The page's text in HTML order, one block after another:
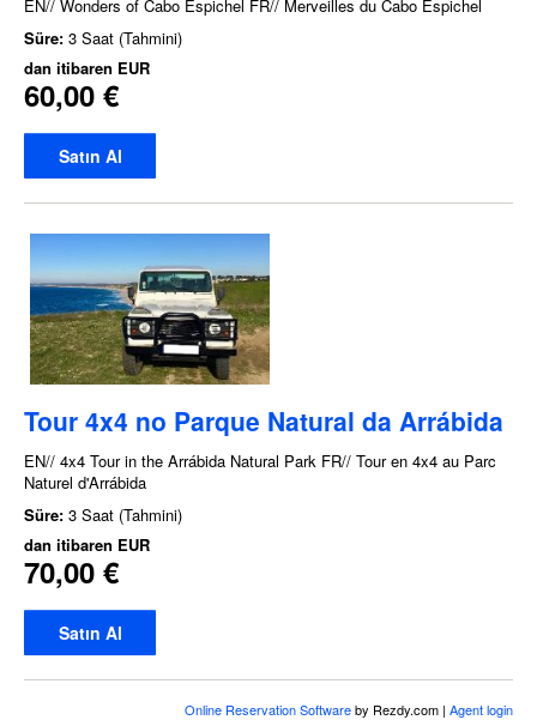
EN// Wonders of Cabo Espichel FR// Merveilles du Cabo Espichel
Süre: 3 Saat (Tahmini)
dan itibaren EUR
60,00 €
Satın Al
Tour 4x4 no Parque Natural da Arrábida
EN// 4x4 Tour in the Arrábida Natural Park FR// Tour en 4x4 au Parc
Naturel d'Arrábida
Süre: 3 Saat (Tahmini)
dan itibaren EUR
70,00 €
Satın Al
Online Reservation Softwareby Rezdy.com | Agent login